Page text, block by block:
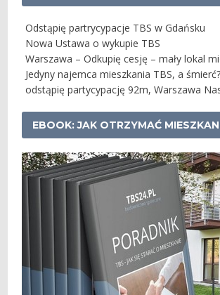
Odstąpię partrycypacje TBS w Gdańsku
Nowa Ustawa o wykupie TBS
Warszawa – Odkupię cesję – mały lokal
Jedyny najemca mieszkania TBS, a
odstąpię partycypację 92m, Warszawa
EBOOK: JAK OTRZYMAĆ